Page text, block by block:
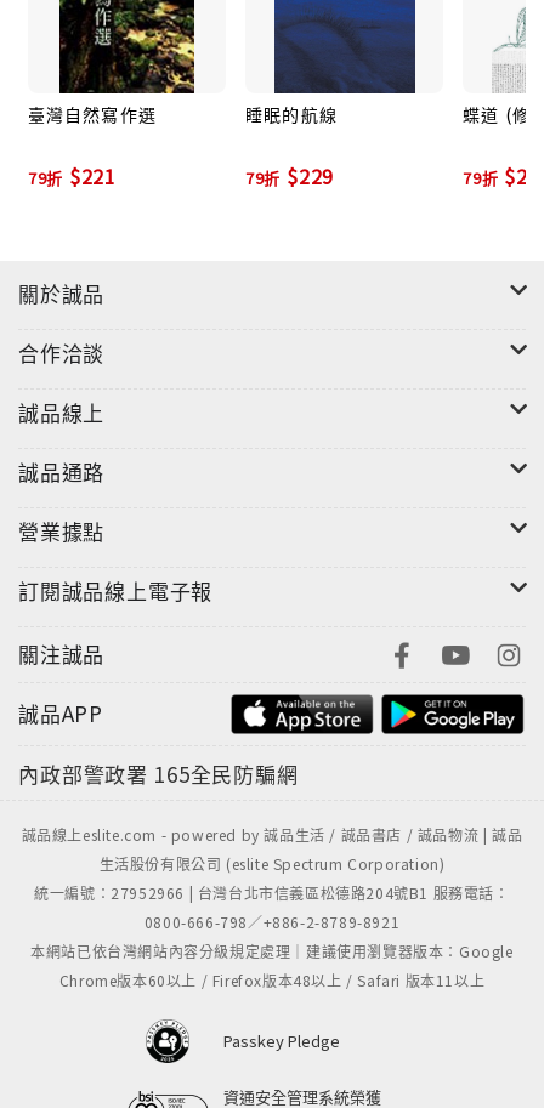
本書中，作者探討自然書寫領域中的重要代表議題及人
物，先從「環境議題報導」及「簡樸生活文學」介紹相
關作家，接著帶出八位以自然書寫為主的作家，先回顧
其寫作特色、歷程演進，闡述並評析其作品，及風格走
讀書籍。本書特色1.本書深入淺出分析臺灣重要自然作
場，接觸他們曾接觸過的物種，閱讀他們所處時代環境
自然作家的觀察現場、自然議題討論課堂，並著實參與
臺灣自然寫作選
79折 $221
睡眠的航線
79折 $229
蝶道 (修
79折
關於誠品
合作洽談
誠品線上
誠品通路
營業據點
訂閱誠品線上電子報
關注誠品
誠品APP
內政部警政署 165全民防騙網
誠品線上eslite.com - powered by 誠品生活 / 誠品書店 / 誠品物流 | 誠品
生活股份有限公司 (eslite Spectrum Corporation)
統一編號：27952966 | 台灣台北市信義區松德路204號B1 服務電話：
0800-666-798／+886-2-8789-8921
本網站已依台灣網站內容分級規定處理｜建議使用瀏覽器版本：Google
Chrome版本60以上 / Firefox版本48以上 / Safari 版本11以上
Passkey Pledge
資通安全管理系統榮獲